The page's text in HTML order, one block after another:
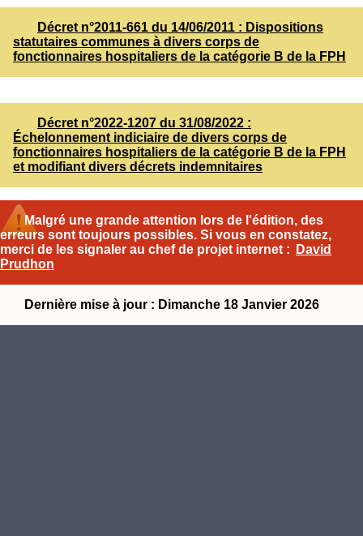
Décret n°2011-661 du 14/06/2011 : Dispositions
statutaires communes à divers corps de
fonctionnaires hospitaliers de la catégorie B de la FPH
Décret n°2022-1207 du 31/08/2022 :
Échelonnement indiciaire de divers corps de
fonctionnaires hospitaliers de la catégorie B de la FPH
et modifiant divers décrets indemnitaires
Malgré une grande attention lors de l'édition, des
erreurs sont toujours possibles. Si vous en constatez,
merci de les signaler au chef de projet internet :
David
Prudhon
Dernière mise à jour : Dimanche 18 Janvier 2026